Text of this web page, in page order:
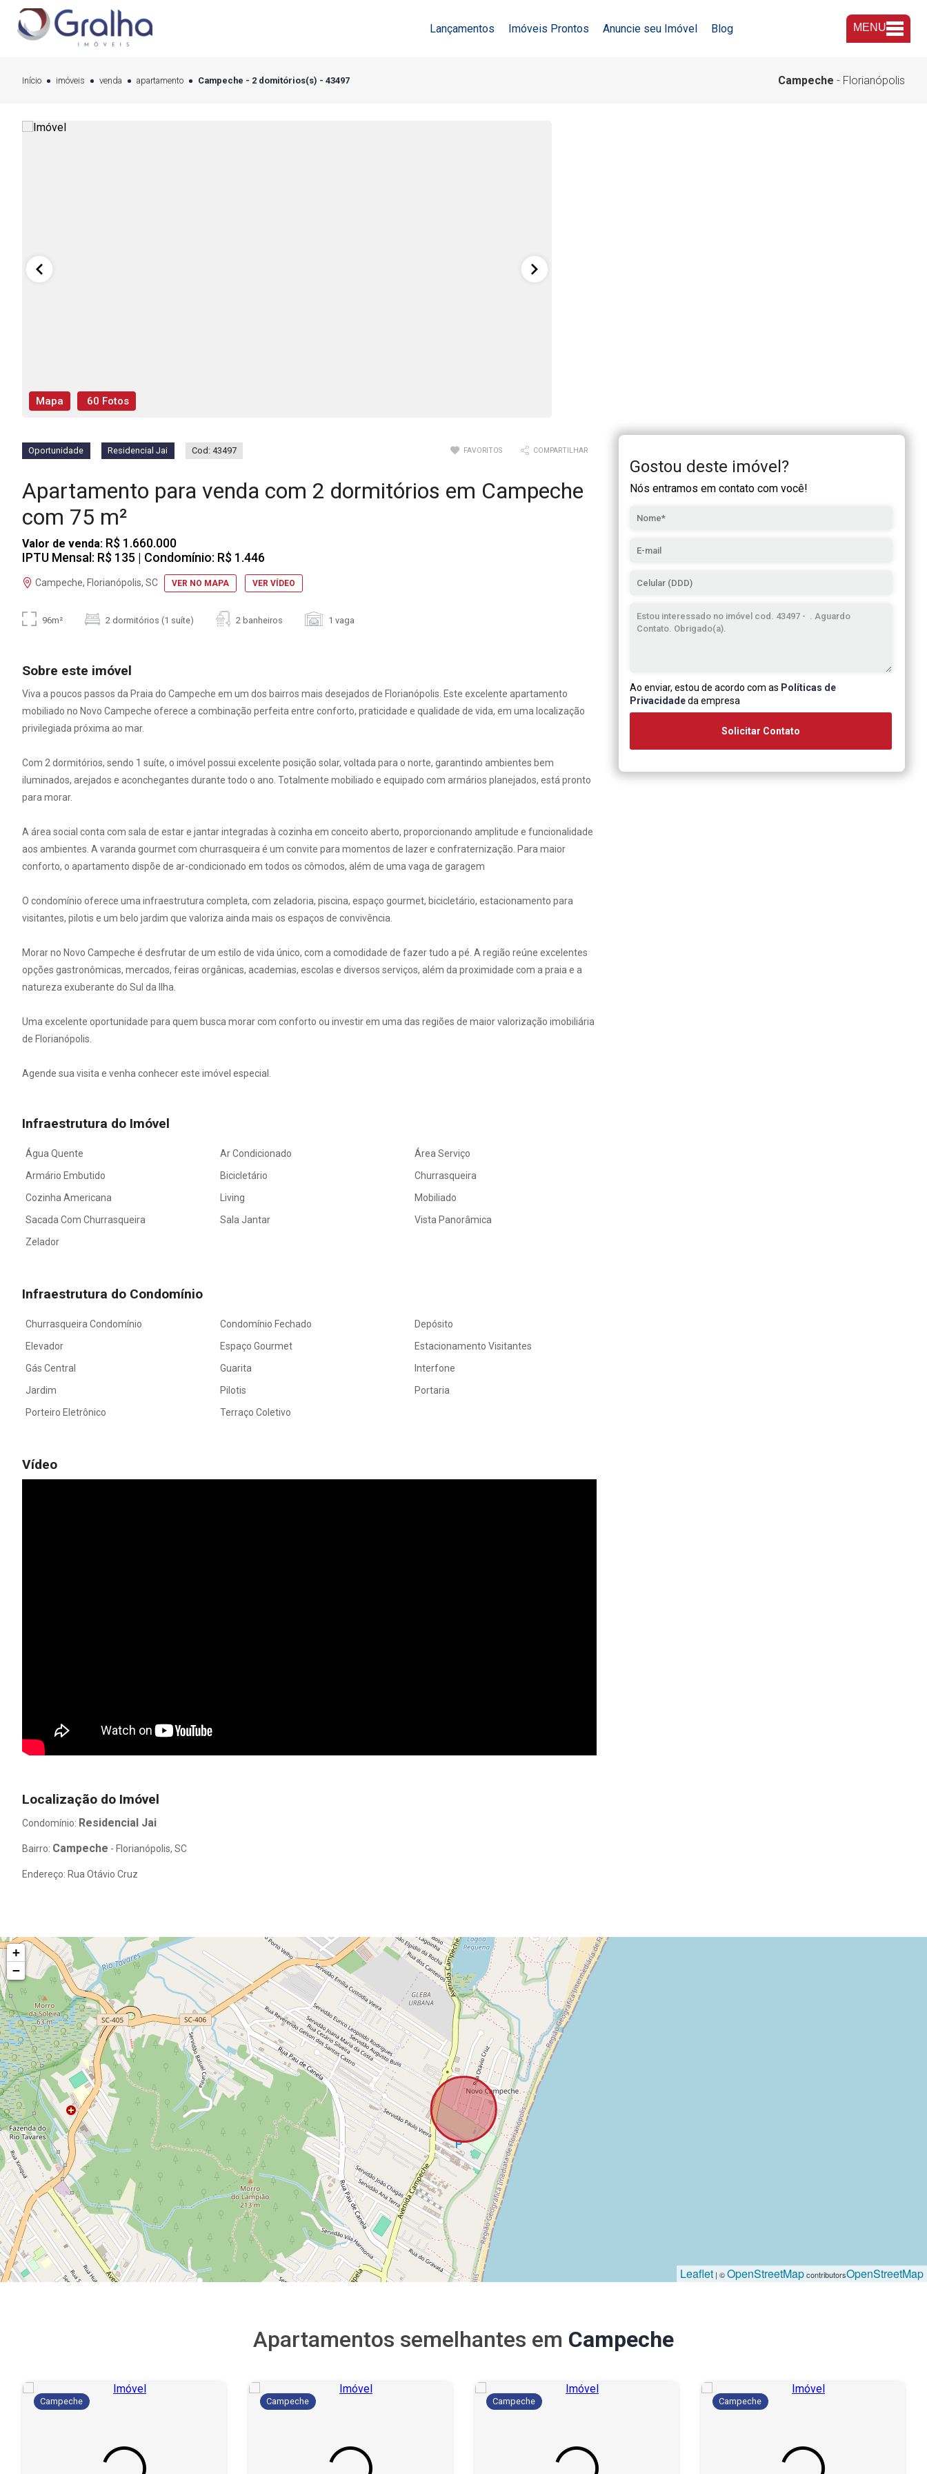
Lançamentos Imóveis Prontos Anuncie seu Imóvel Blog MENU
Início imóveis venda apartamento Campeche - 2 domitórios(s) - 43497 Campeche - Florianópolis
Mapa 60 Fotos
Oportunidade Residencial Jai Cod: 43497 FAVORITOS COMPARTILHAR
Apartamento para venda com 2 dormitórios em Campeche
com 75 m²
Valor de venda: R$ 1.660.000
IPTU Mensal: R$ 135 | Condomínio: R$ 1.446
Campeche, Florianópolis, SC VER NO MAPA VER VÍDEO
96m² 2 dormitórios (1 suíte) 2 banheiros 1 vaga
Sobre este imóvel
Viva a poucos passos da Praia do Campeche em um dos bairros mais desejados de Florianópolis. Este excelente apartamento
mobiliado no Novo Campeche oferece a combinação perfeita entre conforto, praticidade e qualidade de vida, em uma localização
privilegiada próxima ao mar.
Com 2 dormitórios, sendo 1 suíte, o imóvel possui excelente posição solar, voltada para o norte, garantindo ambientes bem
iluminados, arejados e aconchegantes durante todo o ano. Totalmente mobiliado e equipado com armários planejados, está pronto
para morar.
A área social conta com sala de estar e jantar integradas à cozinha em conceito aberto, proporcionando amplitude e funcionalidade
aos ambientes. A varanda gourmet com churrasqueira é um convite para momentos de lazer e confraternização. Para maior
conforto, o apartamento dispõe de ar-condicionado em todos os cômodos, além de uma vaga de garagem
O condomínio oferece uma infraestrutura completa, com zeladoria, piscina, espaço gourmet, bicicletário, estacionamento para
visitantes, pilotis e um belo jardim que valoriza ainda mais os espaços de convivência.
Morar no Novo Campeche é desfrutar de um estilo de vida único, com a comodidade de fazer tudo a pé. A região reúne excelentes
opções gastronômicas, mercados, feiras orgânicas, academias, escolas e diversos serviços, além da proximidade com a praia e a
natureza exuberante do Sul da Ilha.
Uma excelente oportunidade para quem busca morar com conforto ou investir em uma das regiões de maior valorização imobiliária
de Florianópolis.
Agende sua visita e venha conhecer este imóvel especial.
Infraestrutura do Imóvel
Água Quente Ar Condicionado
Área Serviço
Armário Embutido
Bicicletário
Churrasqueira
Cozinha Americana
Living
Mobiliado
Sacada Com Churrasqueira
Sala Jantar
Vista Panorâmica
Zelador
Infraestrutura do Condomínio
Churrasqueira Condomínio Condomínio Fechado
Depósito
Elevador
Espaço Gourmet
Estacionamento Visitantes
Gás Central
Guarita
Interfone
Jardim
Pilotis
Portaria
Porteiro Eletrônico
Terraço Coletivo
Vídeo
Localização do Imóvel
Condomínio: Residencial Jai
Bairro: Campeche - Florianópolis, SC
Endereço: Rua Otávio Cruz
Gostou deste imóvel?
Nós entramos em contato com você!
Ao enviar, estou de acordo com as Políticas de
Privacidadeda empresa
Solicitar Contato
+
−
Leaflet | ©OpenStreetMapcontributorsOpenStreetMap
Apartamentos semelhantes em Campeche
Campeche Campeche Campeche Campeche